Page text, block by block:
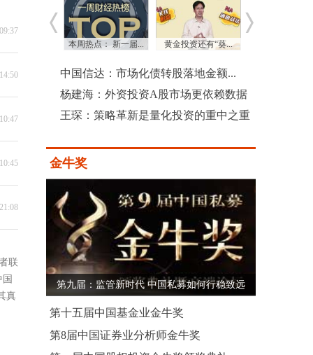
联
真
本周热点： 新一届... 黄金投资还有“葵...
中国信达：市场化债转股落地金额...
杨建海：外资投资A股市场更依赖数据
王琛：策略革新是量化投资的重中之重
金牛奖
第九届：监管新时代 中国私募如何行稳致远
第十五届中国基金业金牛奖
第8届中国证券业分析师金牛奖